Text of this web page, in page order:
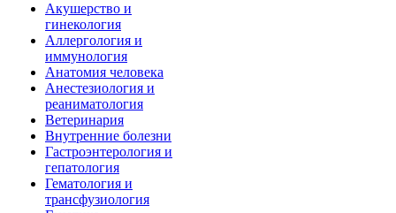
Акушерство и
гинекология
Аллергология и
иммунология
Анатомия человека
Анестезиология и
реаниматология
Ветеринария
Внутренние болезни
Гастроэнтерология и
гепатология
Гематология и
трансфузиология